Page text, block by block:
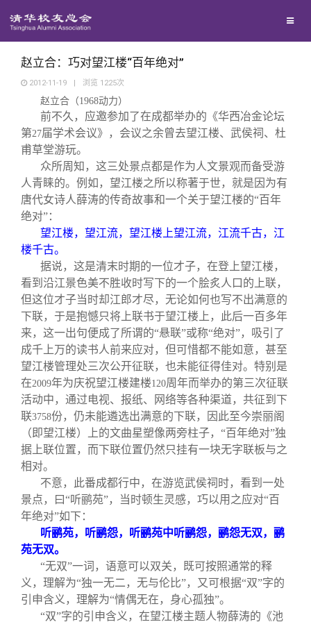
西南联大校友会
义工计划
新媒体平台
青春风采
校友文苑
校友视界
校友服务
终身学习
信息化服务
三创大赛
实用信息
校友总会
总会简介
会长致辞
总会章程
理事会名单
制度法规
联系我们
关闭
赵立合：巧对望江楼“百年绝对”
2012-11-19 | 浏览 1225次
赵立合（1968动力）
前不久，应邀参加了在成都举办的《华西冶金论坛
第27届学术会议》，会议之余曾去望江楼、武侯祠、杜
甫草堂游玩。
众所周知，这三处景点都是作为人文景观而备受游
人青睐的。例如，望江楼之所以称著于世，就是因为有
唐代女诗人薛涛的传奇故事和一个关于望江楼的“百年
绝对”：
望江楼，望江流，望江楼上望江流，江流千古，江
楼千古。
据说，这是清末时期的一位才子，在登上望江楼，
看到沿江景色美不胜收时写下的一个脍炙人口的上联，
但这位才子当时却江郎才尽，无论如何也写不出满意的
下联，于是抱憾只将上联书于望江楼上，此后一百多年
来，这一出句便成了所谓的“悬联”或称“绝对”，吸引了
成千上万的读书人前来应对，但可惜都不能如意，甚至
望江楼管理处三次公开征联，也未能征得佳对。特别是
在2009年为庆祝望江楼建楼120周年而举办的第三次征联
活动中，通过电视、报纸、网络等各种渠道，共征到下
联3758份，仍未能遴选出满意的下联，因此至今崇丽阁
（即望江楼）上的文曲星塑像两旁柱子，“百年绝对”独
据上联位置，而下联位置仍然只挂有一块无字联板与之
相对。
不意，此番成都行中，在游览武侯祠时，看到一处
景点，曰“听鹂苑”，当时顿生灵感，巧以用之应对“百
年绝对”如下：
听鹂苑，听鹂怨，听鹂苑中听鹂怨，鹂怨无双，鹂
苑无双。
“无双”一词，语意可以双关，既可按照通常的释
义，理解为“独一无二，无与伦比”，又可根据“双”字的
引申含义，理解为“情偶无在，身心孤独”。
“双”字的引申含义，在望江楼主题人物薛涛的《池